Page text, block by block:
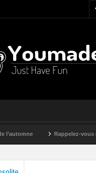
Rappelez-vous que